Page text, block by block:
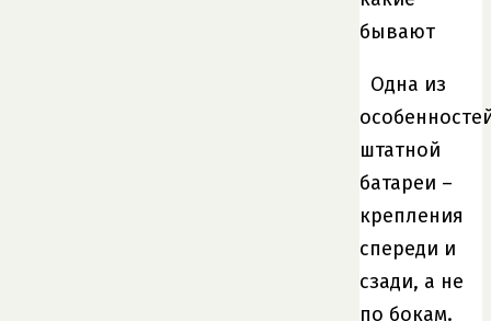
Одна из
штатной
батареи –
крепления
спереди и
сзади, а не
по бокам.